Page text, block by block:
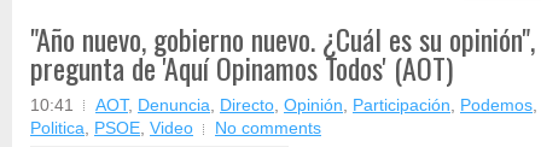
"Año nuevo, gobierno nuevo. ¿Cuál es su opinión",
pregunta de 'Aquí Opinamos Todos' (AOT)
10:41 AOT, Denuncia, Directo, Opinión, Participación, Podemos,
Politica, PSOE, Video
No comments